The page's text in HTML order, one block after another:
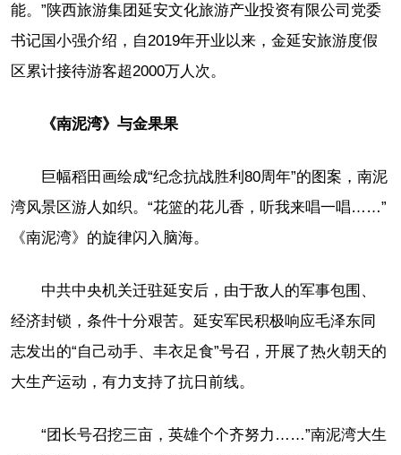
能。”陕西旅游集团延安文化旅游产业投资有限公司党委
书记国小强介绍，自2019年开业以来，金延安旅游度假
区累计接待游客超2000万人次。
《南泥湾》与金果果
巨幅稻田画绘成“纪念抗战胜利80周年”的图案，南泥
湾风景区游人如织。“花篮的花儿香，听我来唱一唱……”
《南泥湾》的旋律闪入脑海。
中共中央机关迁驻延安后，由于敌人的军事包围、
经济封锁，条件十分艰苦。延安军民积极响应毛泽东同
志发出的“自己动手、丰衣足食”号召，开展了热火朝天的
大生产运动，有力支持了抗日前线。
“团长号召挖三亩，英雄个个齐努力……”南泥湾大生